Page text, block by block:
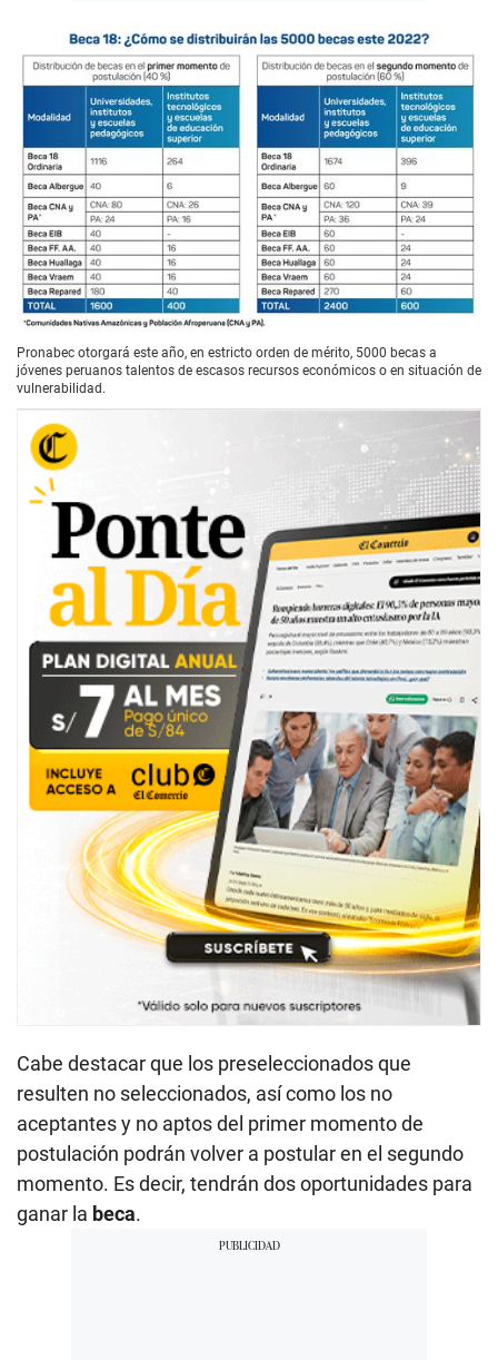
Pronabec otorgará este año, en estricto orden de mérito, 5000 becas a
jóvenes peruanos talentos de escasos recursos económicos o en situación de
vulnerabilidad.
Cabe destacar que los preseleccionados que
resulten no seleccionados, así como los no
aceptantes y no aptos del primer momento de
postulación podrán volver a postular en el segundo
momento. Es decir, tendrán dos oportunidades para
ganar la beca.